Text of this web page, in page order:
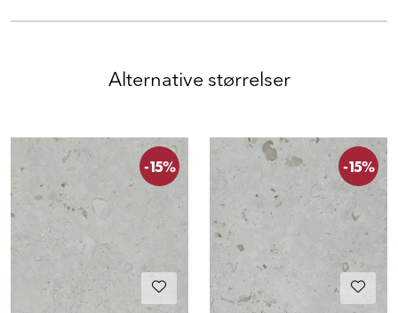
Alternative størrelser
-15% -15%